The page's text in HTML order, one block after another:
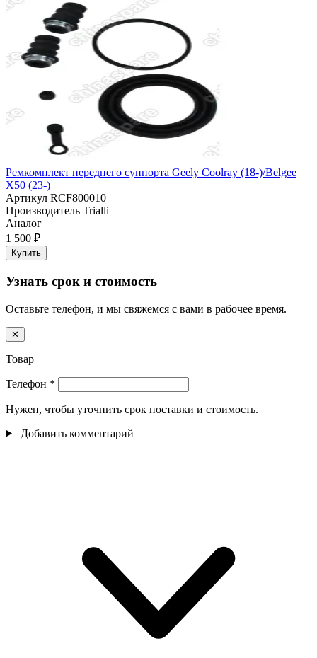
Ремкомплект переднего суппорта Geely Coolray (18-)/Belgee
X50 (23-)
Артикул RCF800010
Производитель Trialli
Аналог
1 500 ₽
Купить
Узнать срок и стоимость
Оставьте телефон, и мы свяжемся с вами в рабочее время.
✕
Товар
Телефон *
Нужен, чтобы уточнить срок поставки и стоимость.
Добавить комментарий